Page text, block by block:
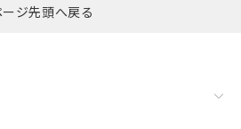
ージ先頭へ戻る